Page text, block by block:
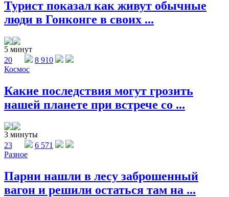
Турист показал как живут обычные
люди в Гонконге в своих ...
5 минут
20
8 910
Космос
Какие последствия могут грозить
нашей планете при встрече со ...
3 минуты
23
6 571
Разное
Парни нашли в лесу заброшенный
вагон и решили остаться там на ...